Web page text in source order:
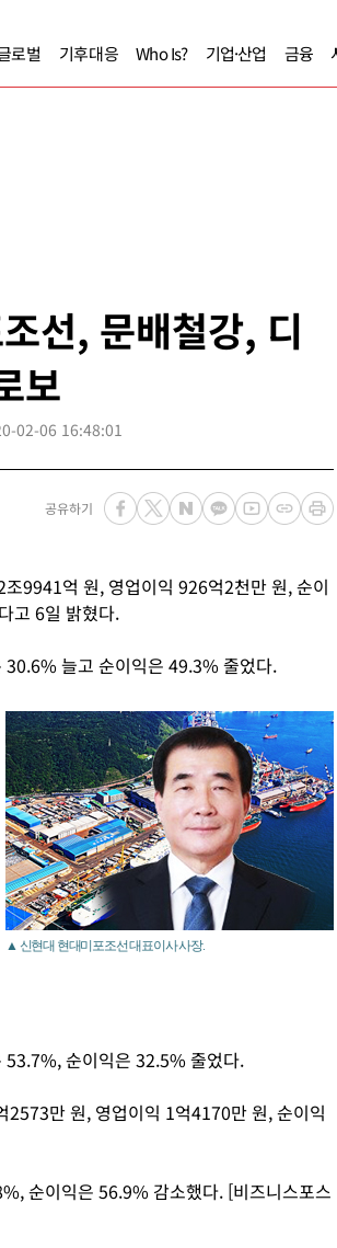
로벌 기후대응 Who Is? 기업·산업 금융
선, 문배철강, 디
보
02-06 16:48:01
공유하기
9941억 원, 영업이익 926억2천만 원, 순이
고 6일 밝혔다.
늘고 순이익은 49.3% 줄었다.
▲ 신현대 현대미포조선 대표이사 사장.
순이익은 32.5% 줄었다.
만 원, 영업이익 1억4170만 원, 순이익
순이익은 56.9% 감소했다. [비즈니스포스